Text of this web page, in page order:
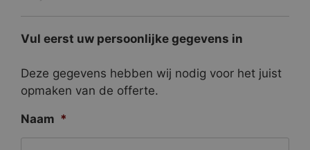
Vul eerst uw persoonlijke gegevens in
Deze gegevens hebben wij nodig voor het juist
opmaken van de offerte.
Naam *